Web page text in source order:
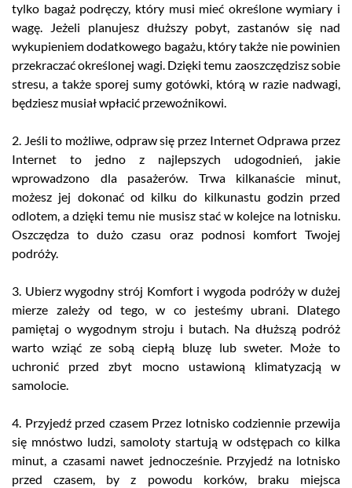
tylko bagaż podręczy, który musi mieć określone wymiary i
wagę. Jeżeli planujesz dłuższy pobyt, zastanów się nad
wykupieniem dodatkowego bagażu, który także nie powinien
przekraczać określonej wagi. Dzięki temu zaoszczędzisz sobie
stresu, a także sporej sumy gotówki, którą w razie nadwagi,
będziesz musiał wpłacić przewoźnikowi.
2. Jeśli to możliwe, odpraw się przez Internet Odprawa przez
Internet to jedno z najlepszych udogodnień, jakie
wprowadzono dla pasażerów. Trwa kilkanaście minut,
możesz jej dokonać od kilku do kilkunastu godzin przed
odlotem, a dzięki temu nie musisz stać w kolejce na lotnisku.
Oszczędza to dużo czasu oraz podnosi komfort Twojej
podróży.
3. Ubierz wygodny strój Komfort i wygoda podróży w dużej
mierze zależy od tego, w co jesteśmy ubrani. Dlatego
pamiętaj o wygodnym stroju i butach. Na dłuższą podróż
warto wziąć ze sobą ciepłą bluzę lub sweter. Może to
uchronić przed zbyt mocno ustawioną klimatyzacją w
samolocie.
4. Przyjedź przed czasem Przez lotnisko codziennie przewija
się mnóstwo ludzi, samoloty startują w odstępach co kilka
minut, a czasami nawet jednocześnie. Przyjedź na lotnisko
przed czasem, by z powodu korków, braku miejsca